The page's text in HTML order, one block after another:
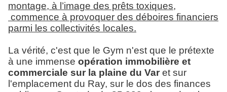
montage, à l’image des prêts toxiques,
commence à provoquer des déboires financiers
parmi les collectivités locales.
La vérité, c'est que le Gym n'est que le prétexte
à une immense opération immobilière et
commerciale sur la plaine du Var et sur
l'emplacement du Ray, sur le dos des finances